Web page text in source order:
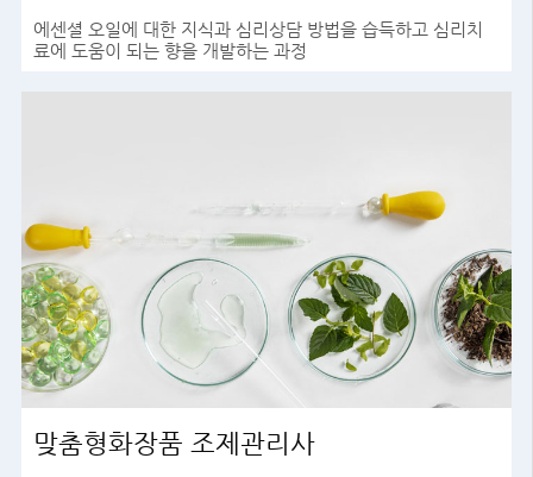
에센셜 오일에 대한 지식과 심리상담 방법을 습득하고 심리치
료에 도움이 되는 향을 개발하는 과정
맞춤형화장품 조제관리사